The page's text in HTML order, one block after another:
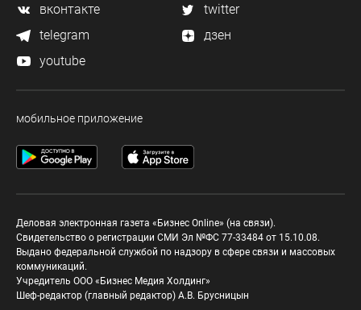
вконтакте
twitter
telegram
дзен
youtube
мобильное приложение
Деловая электронная газета «Бизнес Online» (на связи).
Свидетельство о регистрации СМИ Эл №ФС 77-33484 от 15.10.08.
Выдано федеральной службой по надзору в сфере связи и массовых
коммуникаций.
Учредитель ООО «Бизнес Медия Холдинг»
Шеф-редактор (главный редактор) А.В. Брусницын